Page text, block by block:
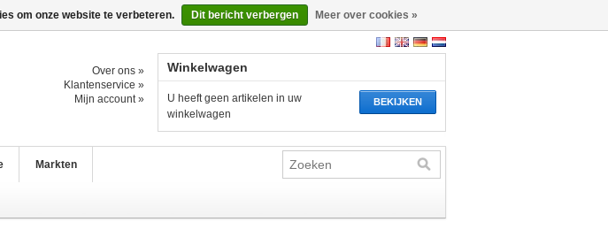
Over ons »
Klantenservice »
Mijn account »
Winkelwagen
BEKIJKEN
U heeft geen artikelen in uw
winkelwagen
Markten
om onze website te verbeteren. Dit bericht verbergen Meer over cookies »